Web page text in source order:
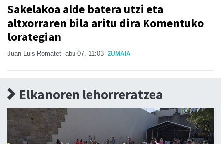
Sakelakoa alde batera utzi eta
altxorraren bila aritu dira Komentuko
lorategian
Juan Luis Romatet abu 07, 11:03 ZUMAIA
Elkanoren lehorreratzea